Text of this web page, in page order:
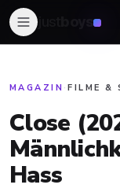
boys
MAGAZIN ·FILME &
Close
Hass